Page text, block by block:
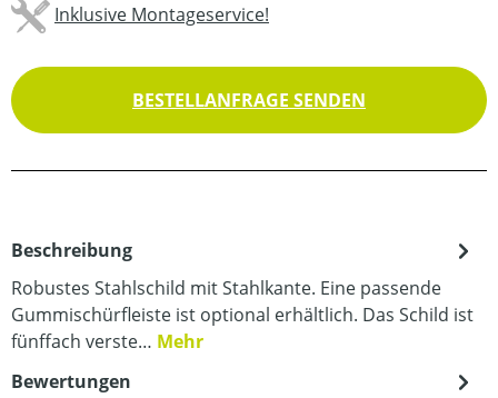
Inklusive Montageservice!
BESTELLANFRAGE SENDEN
Beschreibung
Robustes Stahlschild mit Stahlkante. Eine passende
Gummischürfleiste ist optional erhältlich. Das Schild ist
fünffach verste… Mehr
Bewertungen